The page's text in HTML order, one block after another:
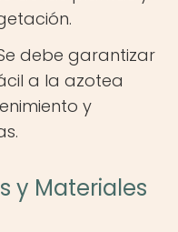
debe garantizar
a la azotea
y
y Materiales